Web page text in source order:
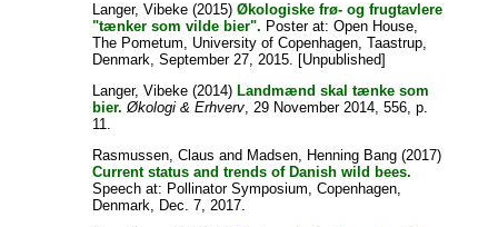
Langer, Vibeke (2015)Økologiske frø- og frugtavlere
"tænker som vilde bier". Poster at: Open House,
The Pometum, University of Copenhagen, Taastrup,
Denmark, September 27, 2015. [Unpublished]
Langer, Vibeke (2014) Landmænd skal tænke som
bier. Økologi & Erhverv, 29 November 2014, 556, p.
11.
Rasmussen, Claus and Madsen, Henning Bang (2017)
Current status and trends of Danish wild bees.
Speech at: Pollinator Symposium, Copenhagen,
Denmark, Dec. 7, 2017.